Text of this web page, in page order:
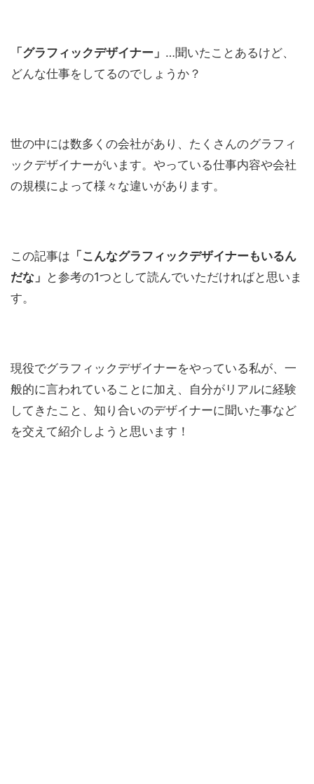
「グラフィックデザイナー」 …聞いたことあるけど、
どんな仕事をしてるのでしょうか？
世の中には数多くの会社があり、たくさんのグラフィ
ックデザイナーがいます。やっている仕事内容や会社
の規模によって様々な違いがあります。
この記事は 「こんなグラフィックデザイナーもいるん
だな」 と参考の1つとして読んでいただければと思いま
す。
現役でグラフィックデザイナーをやっている私が、一
般的に言われていることに加え、自分がリアルに経験
してきたこと、知り合いのデザイナーに聞いた事など
を交えて紹介しようと思います！